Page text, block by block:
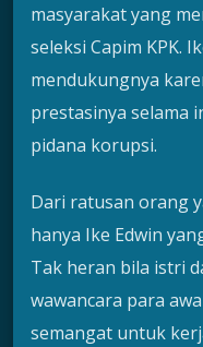
masyarakat yang
seleksi Capim KPK.
mendukungnya
prestasinya selama
pidana korupsi.
Dari ratusan orang
hanya Ike Edwin
Tak heran bila istri
wawancara para
semangat untuk